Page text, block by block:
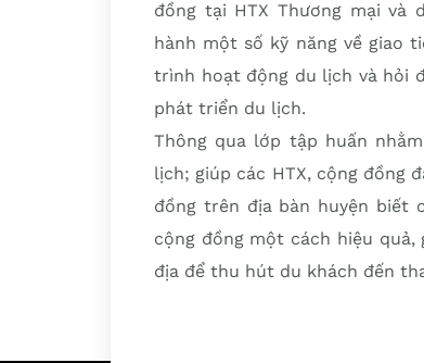
đồng tại HTX Thương mại và
hành một số kỹ năng về giao
trình hoạt động du lịch và hỏi
phát triển du lịch.
Thông qua lớp tập huấn
lịch; giúp các HTX, cộng đồng
đồng trên địa bàn huyện biết
cộng đồng một cách hiệu quả,
địa để thu hút du khách đến